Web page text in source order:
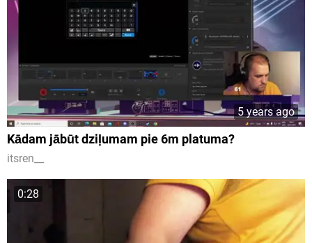
5 years ago
Kādam jābūt dziļumam pie 6m platuma?
itsren__
0:28